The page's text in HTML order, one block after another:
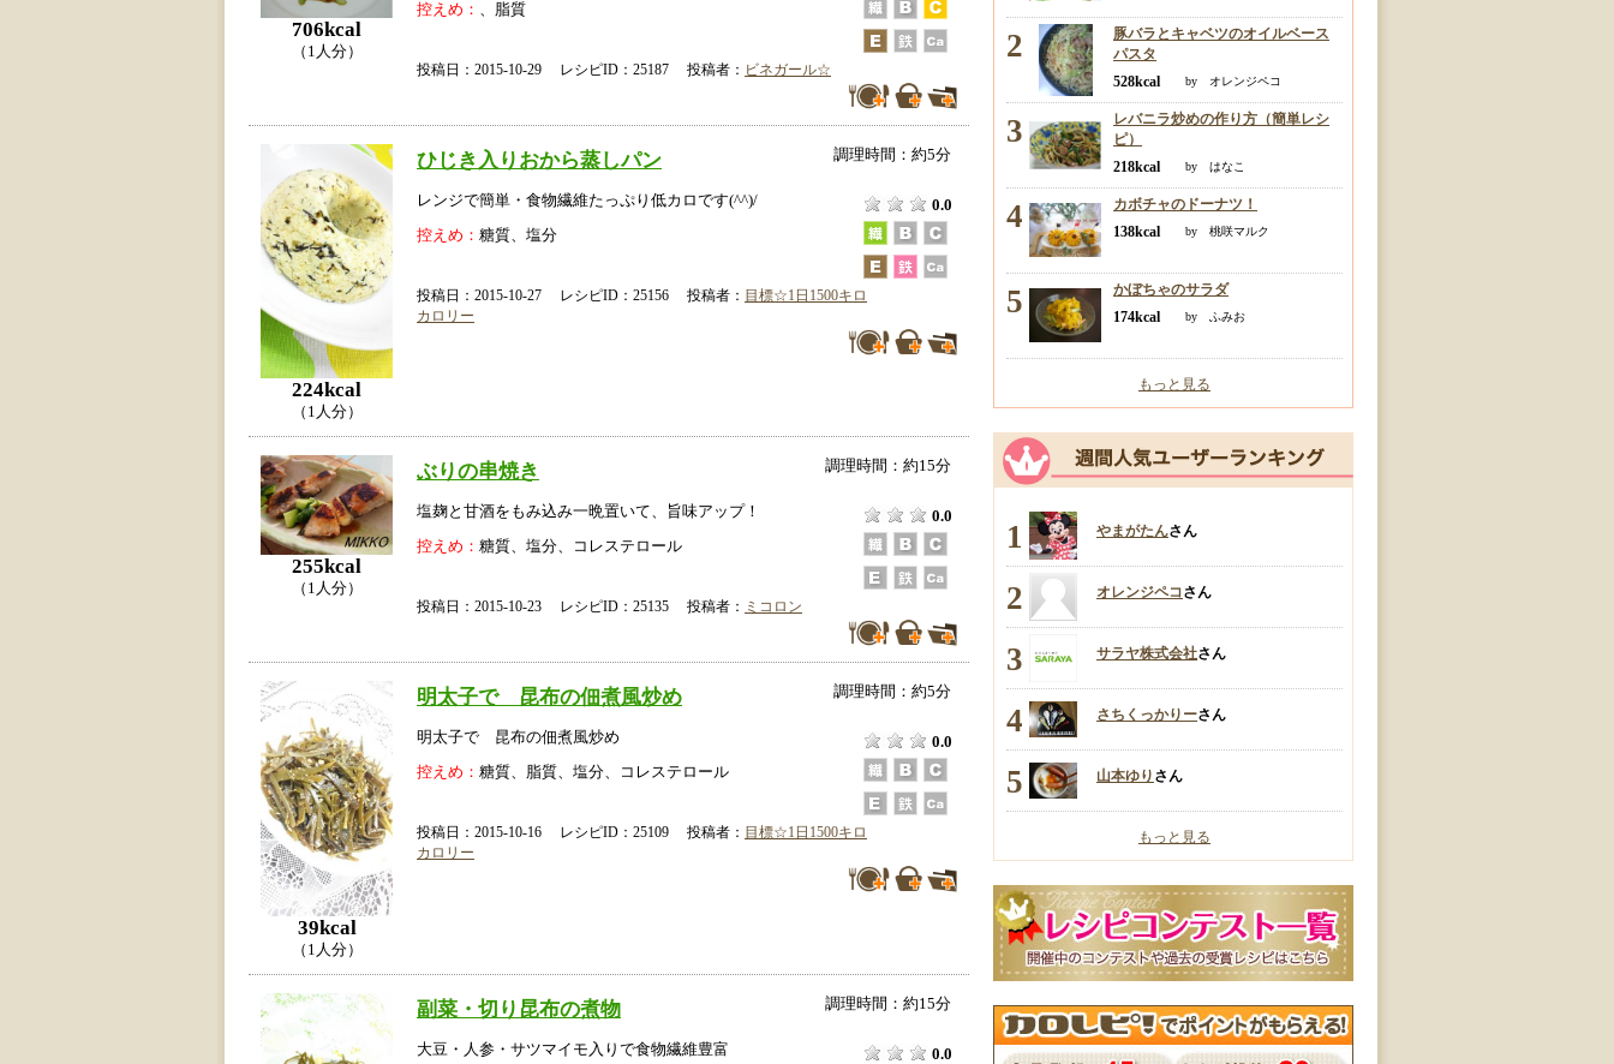
706kcal
（1人分）
控えめ： 、脂質
投稿日：2015-10-29 レシピID：25187 投稿者： ビネガール☆
224kcal
（1人分）
ひじき入りおから蒸しパン 調理時間：約5分
レンジで簡単・食物繊維たっぷり低カロです(^^)/
0.0
控えめ： 糖質、塩分
投稿日：2015-10-27 レシピID：25156 投稿者： 目標☆1日1500キロ
カロリー
255kcal
（1人分）
ぶりの串焼き 調理時間：約15分
塩麹と甘酒をもみ込み一晩置いて、旨味アップ！
0.0
控えめ： 糖質、塩分、コレステロール
投稿日：2015-10-23 レシピID：25135 投稿者： ミコロン
39kcal
（1人分）
明太子で 昆布の佃煮風炒め 調理時間：約5分
明太子で 昆布の佃煮風炒め
0.0
控えめ： 糖質、脂質、塩分、コレステロール
投稿日：2015-10-16 レシピID：25109 投稿者： 目標☆1日1500キロ
カロリー
副菜・切り昆布の煮物 調理時間：約15分
大豆・人参・サツマイモ入りで食物繊維豊富
0.0
2
豚バラとキャベツのオイルベース
パスタ
528kcal
by オレンジペコ
3
レバニラ炒めの作り方（簡単レシ
ピ）
218kcal
by はなこ
4
カボチャのドーナツ！
138kcal
by 桃咲マルク
5
かぼちゃのサラダ
174kcal
by ふみお
もっと見る
1 やまがたんさん
2 オレンジペコさん
3 サラヤ株式会社さん
4 さちくっかりーさん
5 山本ゆり さん
もっと見る